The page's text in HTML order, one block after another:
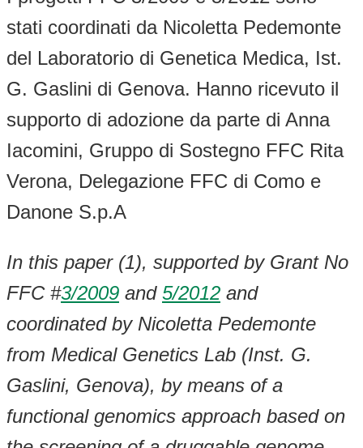
stati coordinati da Nicoletta Pedemonte
del Laboratorio di Genetica Medica, Ist.
G. Gaslini di Genova. Hanno ricevuto il
supporto di adozione da parte di Anna
Iacomini, Gruppo di Sostegno FFC Rita
Verona, Delegazione FFC di Como e
Danone S.p.A
In this paper (1), supported by Grant No
FFC #3/2009 and 5/2012 and
coordinated by Nicoletta Pedemonte
from Medical Genetics Lab (Inst. G.
Gaslini, Genova), by means of a
functional genomics approach based on